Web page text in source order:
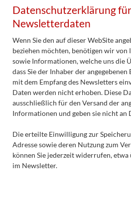
Datenschutzerklärung für
Newsletterdaten
Wenn Sie den auf dieser WebSite
beziehen möchten, benötigen wir von
sowie Informationen, welche uns die
dass Sie der Inhaber der
mit dem Empfang des Newsletters
Daten werden nicht erhoben. Diese
ausschließlich für den Versand der
Informationen und geben sie nicht an
Die erteilte Einwilligung zur
Adresse sowie deren Nutzung zum
können Sie jederzeit widerrufen,
im Newsletter.